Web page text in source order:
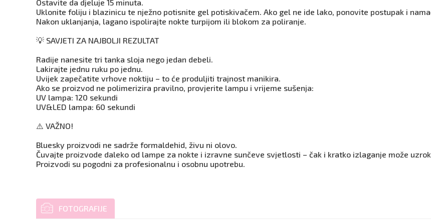
Ostavite da djeluje 15 minuta.
Uklonite foliju i blazinicu te nježno potisnite gel potiskivačem. Ako gel ne ide lako, ponovite postupak i
Nakon uklanjanja, lagano ispolirajte nokte turpijom ili blokom za poliranje.
💡 SAVJETI ZA NAJBOLJI REZULTAT
Radije nanesite tri tanka sloja nego jedan debeli.
Lakirajte jednu ruku po jednu.
Uvijek zapečatite vrhove noktiju – to će produljiti trajnost manikira.
Ako se proizvod ne polimerizira pravilno, provjerite lampu i vrijeme sušenja:
UV lampa: 120 sekundi
UV&LED lampa: 60 sekundi
⚠️ VAŽNO!
Bluesky proizvodi ne sadrže formaldehid, živu ni olovo.
Čuvajte proizvode daleko od lampe za nokte i izravne sunčeve svjetlosti – čak i kratko izlaganje može
Proizvodi su pogodni za profesionalnu i osobnu upotrebu.
FOTOGRAFIJE